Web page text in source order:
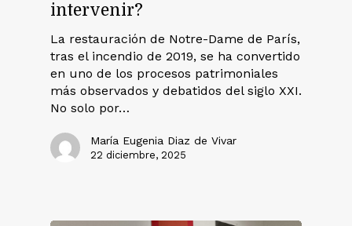
intervenir?
La restauración de Notre-Dame de París,
tras el incendio de 2019, se ha convertido
en uno de los procesos patrimoniales
más observados y debatidos del siglo XXI.
No solo por…
María Eugenia Diaz de Vivar
22 diciembre, 2025